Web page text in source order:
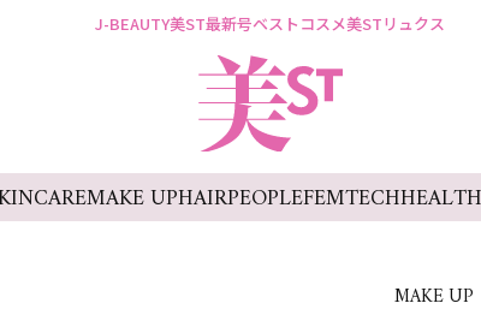
J-BEAUTY美ST最新号ベストコスメ美STリュクス
MAKE UPHAIRPEOPLEFEMTECHHEALTH
MAKE UP